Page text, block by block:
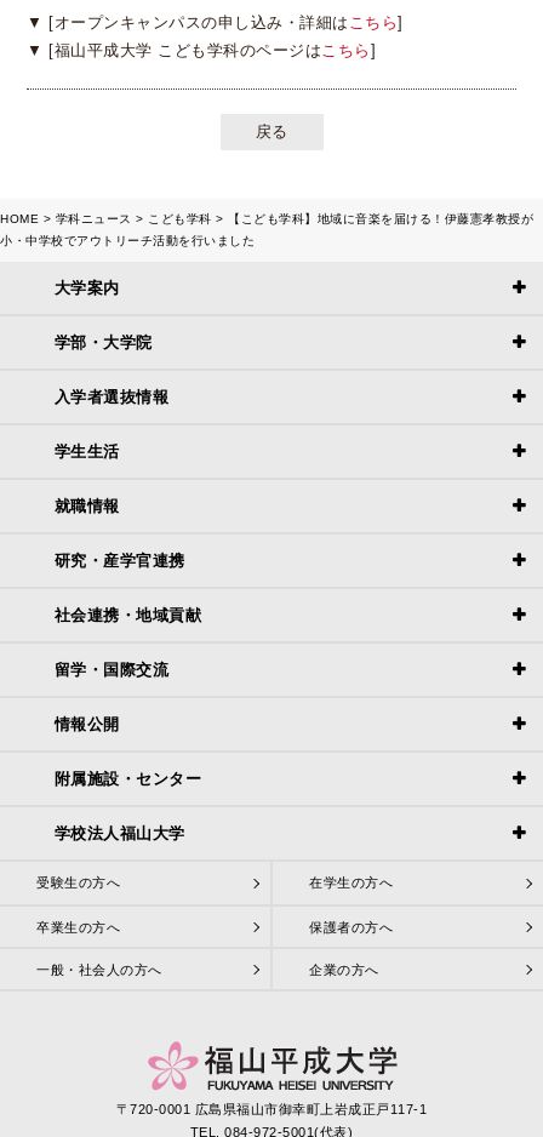
▼ [オープンキャンパスの申し込み・詳細は こちら]
▼ [福山平成大学 こども学科のページはこちら ]
戻る
HOME 学科ニュース こども学科
【こども学科】地域に音楽を届ける！伊藤憲孝教授が
小・中学校でアウトリーチ活動を行いました
大学案内
学部・大学院
入学者選抜情報
学生生活
就職情報
研究・産学官連携
社会連携・地域貢献
留学・国際交流
情報公開
附属施設・センター
学校法人福山大学
受験生の方へ 在学生の方へ
卒業生の方へ 保護者の方へ
一般・社会人の方へ 企業の方へ
〒720-0001 広島県福山市御幸町上岩成正戸117-1
TEL. 084-972-5001(代表)